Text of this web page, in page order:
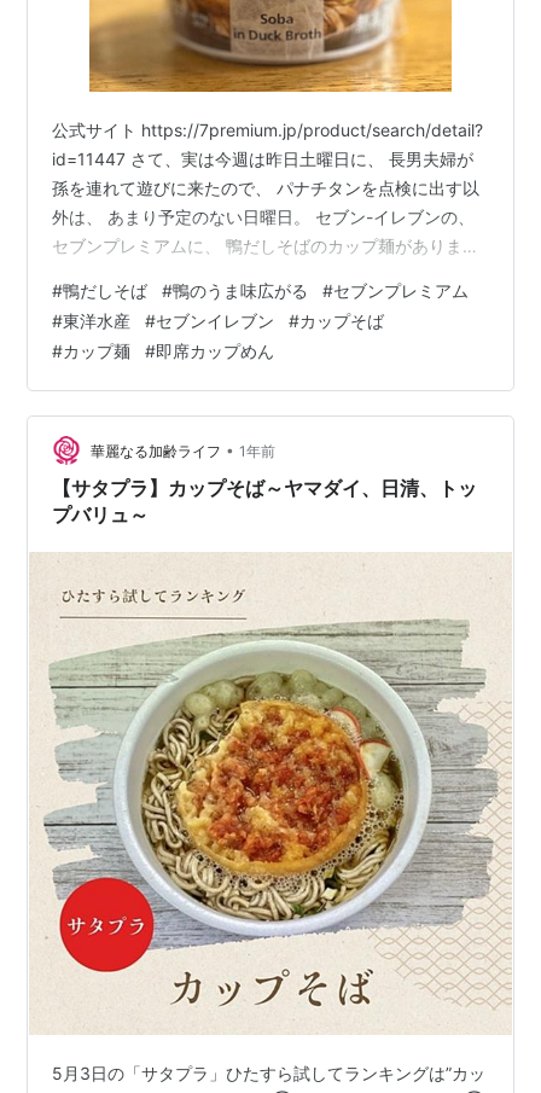
公式サイト https://7premium.jp/product/search/detail?
id=11447 さて、実は今週は昨日土曜日に、 長男夫婦が
孫を連れて遊びに来たので、 パナチタンを点検に出す以
外は、 あまり予定のない日曜日。 セブン-イレブンの、
セブンプレミアムに、 鴨だしそばのカップ麺がありまし
商品を セブンプレミアム商品化したもので、 最近リニュ
ーアルしたようです。 鴨のうま味が広がる 鴨だしそば
(170円)。 英訳は、 Soba in Duck Broth と、文句のつけ
ようがない。 特製スープは「後入れ」です。 熱…
#鴨だしそば #鴨のうま味広がる #セブンプレミアム
#東洋水産 #セブンイレブン #カップそば
#カップ麺 #即席カップめん
華麗なる加齢ライフ • 1年前
【サタプラ】カップそば～ヤマダイ、日清、トッ
プバリュ～
5月3日の「サタプラ」ひたすら試してランキングは”カッ